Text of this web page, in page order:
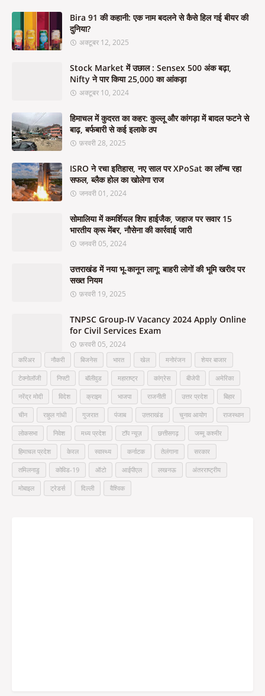
Bira 91 की कहानी: एक नाम बदलने से कैसे हिल गई बीयर की
दुनिया?
अक्टूबर 12, 2025
Stock Market में उछाल : Sensex 500 अंक बढ़ा,
Nifty ने पार किया 25,000 का आंकड़ा
अक्टूबर 10, 2024
हिमाचल में कुदरत का कहर: कुल्लू और कांगड़ा में बादल फटने से
बाढ़, बर्फबारी से कई इलाके ठप
फ़रवरी 28, 2025
ISRO ने रचा इतिहास, नए साल पर XPoSat का लॉन्च रहा
सफल, ब्लैक होल का खोलेगा राज
जनवरी 01, 2024
सोमालिया में कमर्शियल शिप हाईजैक, जहाज पर सवार 15
भारतीय क्रू मेंबर, नौसेना की कार्रवाई जारी
जनवरी 05, 2024
उत्तराखंड में नया भू-कानून लागू: बाहरी लोगों की भूमि खरीद पर
सख्त नियम
फ़रवरी 19, 2025
TNPSC Group-IV Vacancy 2024 Apply Online
for Civil Services Exam
फ़रवरी 05, 2024
करिअर नौकरी बिजनेस भारत खेल मनोरंजन शेयर बाजार
टेक्नोलॉजी निफ्टी बॉलीवुड महाराष्ट्र कांग्रेस बीजेपी अमेरिका
नरेंद्र मोदी विदेश क्राइम भाजपा राजनीती उत्तर प्रदेश बिहार
चीन राहुल गांधी गुजरात पंजाब उत्तराखंड चुनाव आयोग राजस्थान
लोकसभा निवेश मध्य प्रदेश टॉप न्यूज़ छत्तीसगढ़ जम्मू कश्मीर
हिमाचल प्रदेश केरल स्वास्थ्य कर्नाटक तेलंगाना सरकार
तमिलनाडु कोविड-19 ऑटो आईपीएल लखनऊ अंतरराष्ट्रीय
मोबाइल ट्रेडर्स दिल्ली वैश्विक